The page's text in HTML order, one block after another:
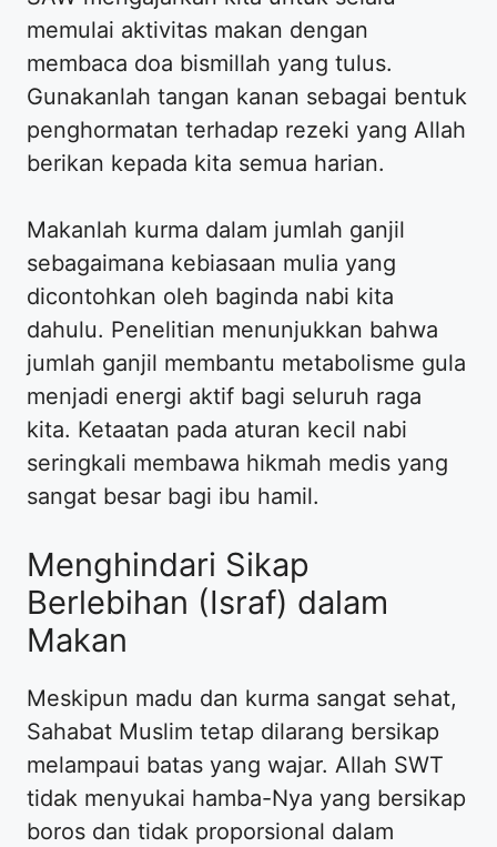
memulai aktivitas makan dengan
membaca doa bismillah yang tulus.
Gunakanlah tangan kanan sebagai bentuk
penghormatan terhadap rezeki yang Allah
berikan kepada kita semua harian.
Makanlah kurma dalam jumlah ganjil
sebagaimana kebiasaan mulia yang
dicontohkan oleh baginda nabi kita
dahulu. Penelitian menunjukkan bahwa
jumlah ganjil membantu metabolisme gula
menjadi energi aktif bagi seluruh raga
kita. Ketaatan pada aturan kecil nabi
seringkali membawa hikmah medis yang
sangat besar bagi ibu hamil.
Menghindari Sikap
Berlebihan (Israf) dalam
Makan
Meskipun madu dan kurma sangat sehat,
Sahabat Muslim tetap dilarang bersikap
melampaui batas yang wajar. Allah SWT
tidak menyukai hamba-Nya yang bersikap
boros dan tidak proporsional dalam